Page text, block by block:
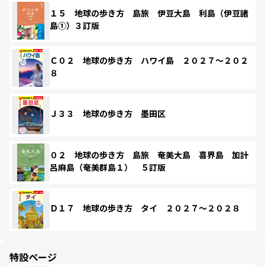
１５ 地球の歩き方 島旅 伊豆大島 利島（伊豆諸
島①）３訂版
Ｃ０２ 地球の歩き方 ハワイ島 ２０２７～２０２
８
Ｊ３３ 地球の歩き方 墨田区
０２ 地球の歩き方 島旅 奄美大島 喜界島 加計
呂麻島（奄美群島１） ５訂版
Ｄ１７ 地球の歩き方 タイ ２０２７～２０２８
特設ページ